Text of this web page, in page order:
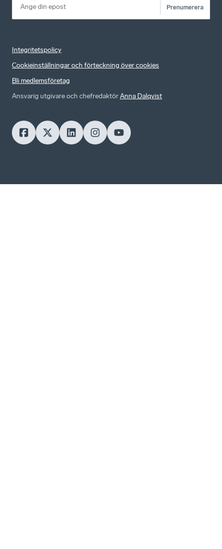
Prenumerera
Integritetspolicy
Cookieinställningar och förteckning över cookies
Bli medlemsföretag
Ansvarig utgivare och chefredaktörAnna Dalqvist